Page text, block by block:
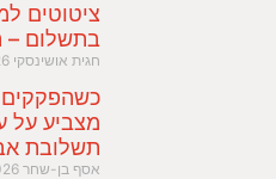
ציטוטים
בתשלום –
חגית אושינסקי
מצביע על
תשלובת
אסף בן-שחר